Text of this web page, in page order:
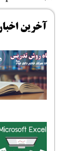
آخرین اخبار